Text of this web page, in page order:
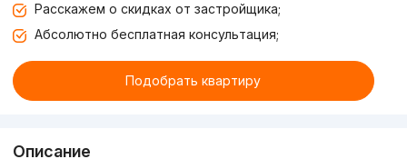
Расскажем о скидках от застройщика;
Абсолютно бесплатная консультация;
Подобрать квартиру
Описание